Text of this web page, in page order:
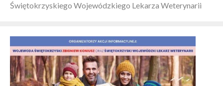
Świętokrzyskiego Wojewódzkiego Lekarza Weterynarii